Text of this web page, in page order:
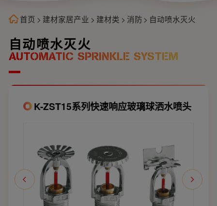
自动喷水灭火
AUTOMATIC SPRINKLE SYSTEM
首页 > 建材家居产业 > 建材类 > 消防 > 自动喷水灭火
K-ZST15系列快速响应玻璃球洒水喷头